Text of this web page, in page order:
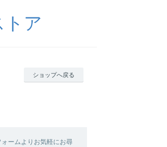
ア
ショップへ戻る
ームよりお気軽にお尋